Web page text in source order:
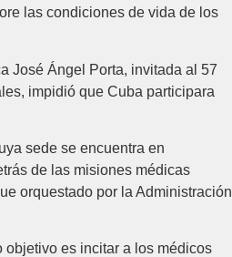
las condiciones de vida de los
José Ángel Porta, invitada al 57
impidió que Cuba participara
sede se encuentra en
de las misiones médicas
orquestado por la Administración
es incitar a los médicos